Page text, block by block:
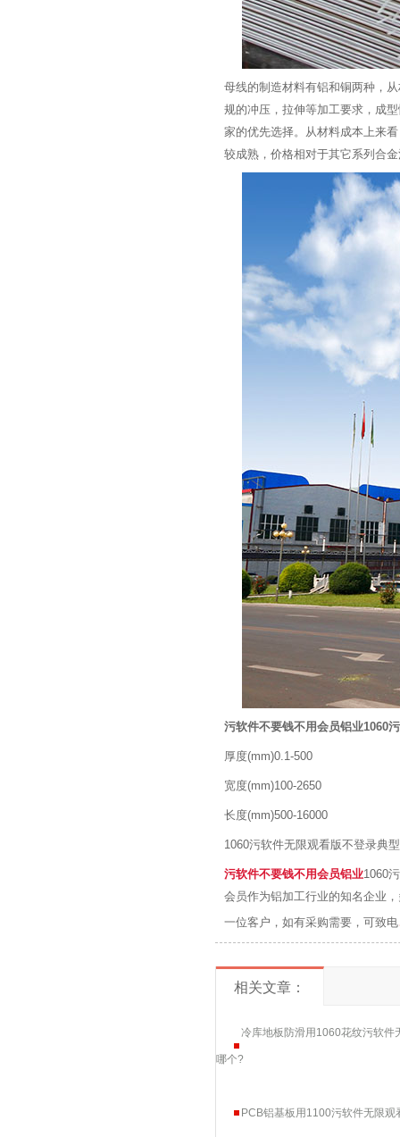
母线的制造材料有铝和铜两种，从
规的冲压，拉伸等加工要求，
家的优先选择。从材料成本上来看
较成熟，价格相对于其它系列合
污软件不要钱不用会员铝业1060污
厚度(mm)0.1-500
宽度(mm)100-2650
长度(mm)500-16000
1060污软件无限观看版不登录典型用途
污软件不要钱不用会员铝业1060污
会员作为铝加工行业的知名企业，
一位客户，如有采购需要，可致电
相关文章：
冷库地板防滑用1060花纹污软件
哪个?
PCB铝基板用1100污软件无限